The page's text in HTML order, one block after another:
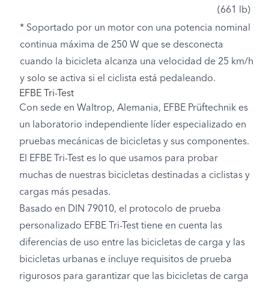
(661 lb)
* Soportado por un motor con una potencia nominal
continua máxima de 250 W que se desconecta
cuando la bicicleta alcanza una velocidad de 25 km/h
y solo se activa si el ciclista está pedaleando.
EFBE Tri-Test
Con sede en Waltrop, Alemania, EFBE Prüftechnik es
un laboratorio independiente líder especializado en
pruebas mecánicas de bicicletas y sus componentes.
El EFBE Tri-Test es lo que usamos para probar
muchas de nuestras bicicletas destinadas a ciclistas y
cargas más pesadas.
Basado en DIN 79010, el protocolo de prueba
personalizado EFBE Tri-Test tiene en cuenta las
diferencias de uso entre las bicicletas de carga y las
bicicletas urbanas e incluye requisitos de prueba
rigurosos para garantizar que las bicicletas de carga